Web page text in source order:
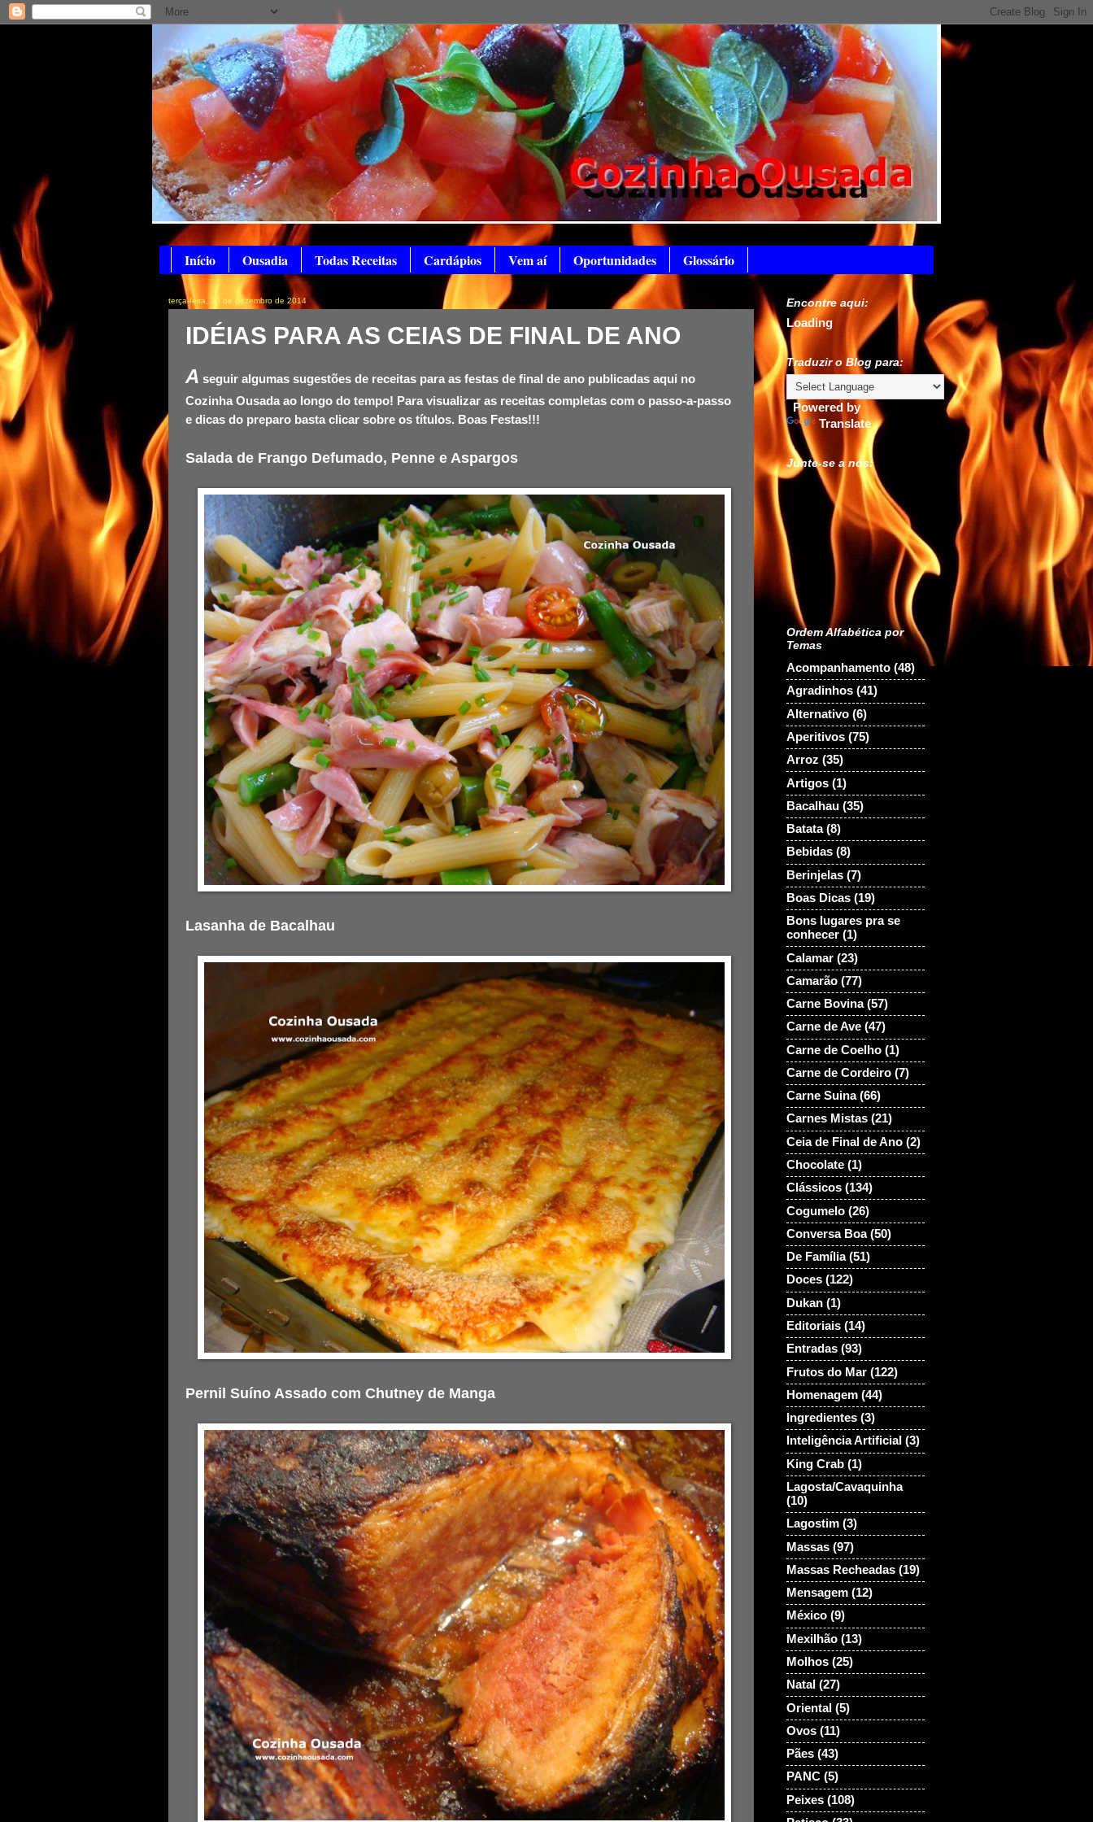
Início Ousadia Todas Receitas Cardápios Vem aí Oportunidades Glossário
terça-feira, 30 de dezembro de 2014
IDÉIAS PARA AS CEIAS DE FINAL DE ANO
A seguir algumas sugestões de receitas para as festas de final de ano publicadas aqui no
Cozinha Ousada ao longo do tempo! Para visualizar as receitas completas com o passo-a-passo
e dicas do preparo basta clicar sobre os títulos. Boas Festas!!!
Salada de Frango Defumado, Penne e Aspargos
Lasanha de Bacalhau
Pernil Suíno Assado com Chutney de Manga
Encontre aqui:
Loading
Traduzir o Blog para:
Powered by
Translate
Junte-se a nós:
Ordem Alfabética por
Temas
Acompanhamento (48)
Agradinhos (41)
Alternativo (6)
Aperitivos (75)
Arroz (35)
Artigos (1)
Bacalhau (35)
Batata (8)
Bebidas (8)
Berinjelas (7)
Boas Dicas (19)
Bons lugares pra se
conhecer (1)
Calamar (23)
Camarão (77)
Carne Bovina (57)
Carne de Ave (47)
Carne de Coelho (1)
Carne de Cordeiro (7)
Carne Suina (66)
Carnes Mistas (21)
Ceia de Final de Ano (2)
Chocolate (1)
Clássicos (134)
Cogumelo (26)
Conversa Boa (50)
De Família (51)
Doces (122)
Dukan (1)
Editoriais (14)
Entradas (93)
Frutos do Mar (122)
Homenagem (44)
Ingredientes (3)
Inteligência Artificial (3)
King Crab (1)
Lagosta/Cavaquinha
(10)
Lagostim (3)
Massas (97)
Massas Recheadas (19)
Mensagem (12)
México (9)
Mexilhão (13)
Molhos (25)
Natal (27)
Oriental (5)
Ovos (11)
Pães (43)
PANC (5)
Peixes (108)